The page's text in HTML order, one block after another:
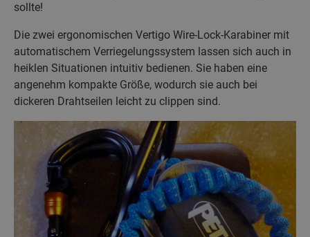
sollte!
Die zwei ergonomischen Vertigo Wire-Lock-Karabiner mit
automatischem Verriegelungssystem lassen sich auch in
heiklen Situationen intuitiv bedienen. Sie haben eine
angenehm kompakte Größe, wodurch sie auch bei
dickeren Drahtseilen leicht zu clippen sind.